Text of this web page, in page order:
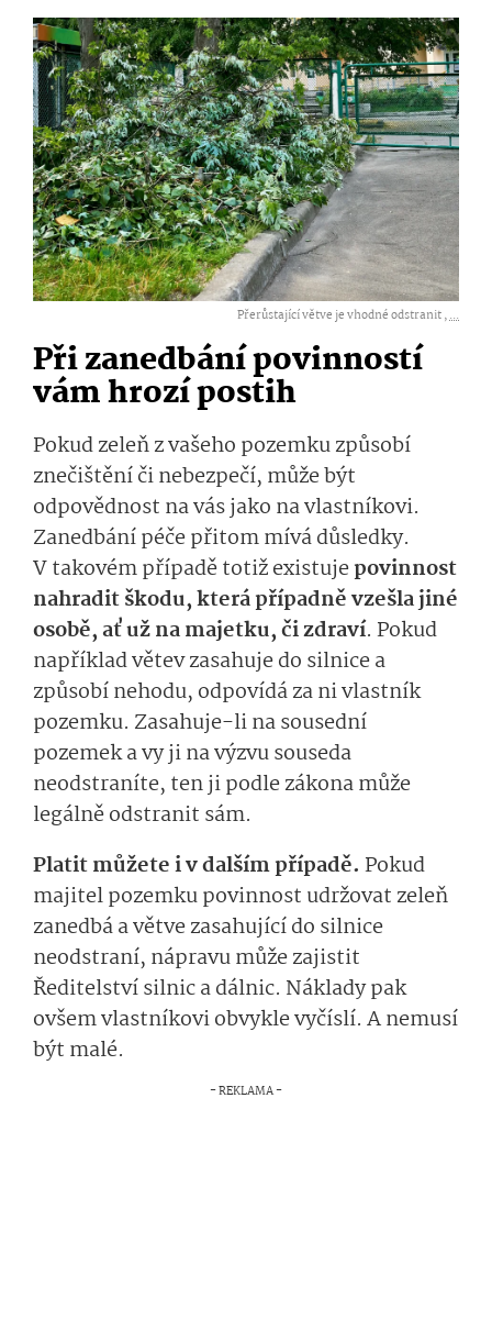
Přerůstající větve je vhodné odstranit ,...
Při zanedbání povinností
vám hrozí postih
Pokud zeleň z vašeho pozemku způsobí
znečištění či nebezpečí, může být
odpovědnost na vás jako na vlastníkovi.
Zanedbání péče přitom mívá důsledky.
V takovém případě totiž existujepovinnost
nahradit škodu, která případně vzešla jiné
osobě, ať už na majetku, či zdraví. Pokud
například větev zasahuje do silnice a
způsobí nehodu, odpovídá za ni vlastník
pozemku. Zasahuje-li na sousední
pozemek a vy ji na výzvu souseda
neodstraníte, ten ji podle zákona může
legálně odstranit sám.
Platit můžete i v dalším případě. Pokud
majitel pozemku povinnost udržovat zeleň
zanedbá a větve zasahující do silnice
neodstraní, nápravu může zajistit
Ředitelství silnic a dálnic. Náklady pak
ovšem vlastníkovi obvykle vyčíslí. A nemusí
být malé.